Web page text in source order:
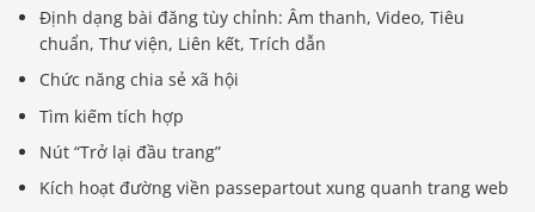
Định dạng bài đăng tùy chỉnh: Âm thanh, Video, Tiêu
chuẩn, Thư viện, Liên kết, Trích dẫn
Chức năng chia sẻ xã hội
Tìm kiếm tích hợp
Nút “Trở lại đầu trang”
Kích hoạt đường viền passepartout xung quanh trang web